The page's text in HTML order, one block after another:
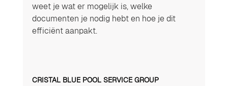
weet je wat er mogelijk is, welke
documenten je nodig hebt en hoe je dit
efficiënt aanpakt.
CRISTAL BLUE POOL SERVICE GROUP